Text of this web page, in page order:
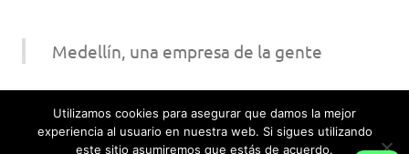
Medellín, una empresa de la gente
Utilizamos cookies para asegurar que damos la mejor
experiencia al usuario en nuestra web. Si sigues utilizando
este sitio asumiremos que estás de acuerdo.